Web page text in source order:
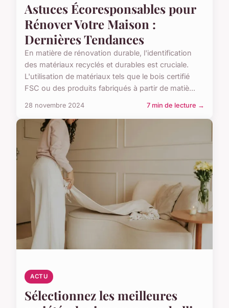
Astuces Écoresponsables pour
Rénover Votre Maison :
Dernières Tendances
En matière de rénovation durable, l'identification
des matériaux recyclés et durables est cruciale.
L'utilisation de matériaux tels que le bois certifié
FSC ou des produits fabriqués à partir de matiè...
28 novembre 2024 7 min de lecture →
ACTU
Sélectionnez les meilleures